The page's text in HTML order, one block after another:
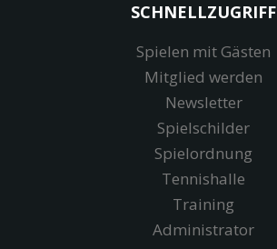
SCHNELLZUGRIFF
Spielen mit Gästen
Mitglied werden
Newsletter
Spielschilder
Spielordnung
Tennishalle
Training
Administrator